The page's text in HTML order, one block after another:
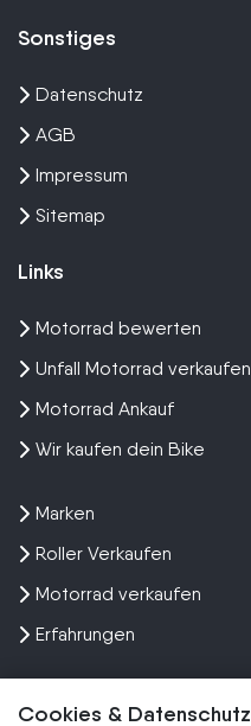
Cookies & Datenschutz
Sonstiges
Datenschutz
AGB
Impressum
Sitemap
Links
Motorrad bewerten
Unfall Motorrad verkaufen
Motorrad Ankauf
Wir kaufen dein Bike
Marken
Roller Verkaufen
Motorrad verkaufen
Erfahrungen